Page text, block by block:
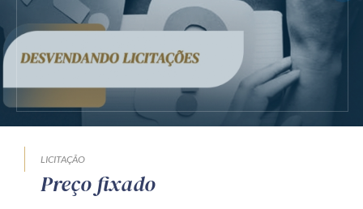
LICITAÇÃO
Preço fixado